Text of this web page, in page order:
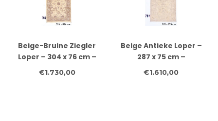
Beige-Bruine Ziegler
Loper – 304 x 76 cm –
Handgeknoopt van Wol
€1.730,00
Beige Antieke Loper –
287 x 75 cm –
Handgeknoopt van Wol
€1.610,00